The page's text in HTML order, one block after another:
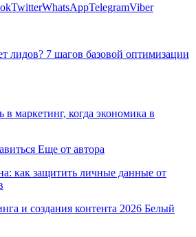
TwitterWhatsAppTelegramViber
лидов? 7 шагов базовой оптимизации
в маркетинг, когда экономика в
Еще от автора
как защитить личные данные от
и создания контента 2026 Белый